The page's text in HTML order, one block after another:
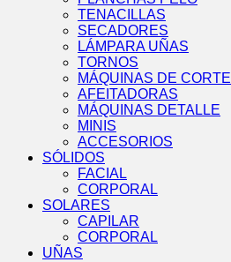
TENACILLAS
SECADORES
LÁMPARA UÑAS
TORNOS
MÁQUINAS DE CORTE
AFEITADORAS
MÁQUINAS DETALLE
MINIS
ACCESORIOS
SÓLIDOS
FACIAL
CORPORAL
SOLARES
CAPILAR
CORPORAL
UÑAS